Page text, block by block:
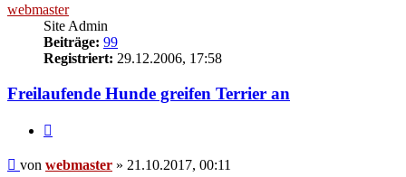
webmaster
Site Admin
Beiträge: 99
Registriert: 29.12.2006, 17:58
Freilaufende Hunde greifen Terrier an
Beitrag
von webmaster » 21.10.2017, 00:11